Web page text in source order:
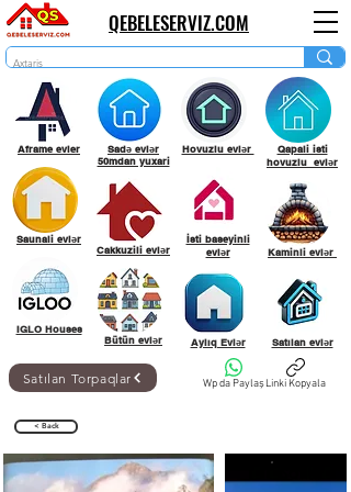
QEBELESERVIZ.COM
Aframe evler
Saunali evlər
IGLO Houses
Sadə evlər
50mdan yuxari
Cakkuzili evlər
Bütün evlər
Hovuzlu evlər
İsti baseyinli
evlər
Aylıq Evlər
Qapali isti
hovuzlu evlər
Kaminli evlər
Satılan evlər
Wp da PaylaşLinki Kopyala
Satılan Torpaqlar
< Back